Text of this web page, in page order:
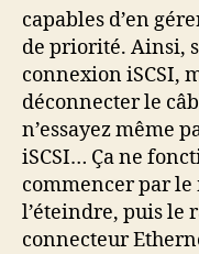
capables d’en
de priorité. Ainsi,
connexion iSCSI,
déconnecter le
n’essayez même
iSCSI… Ça ne
commencer par le
l’éteindre, puis le
connecteur